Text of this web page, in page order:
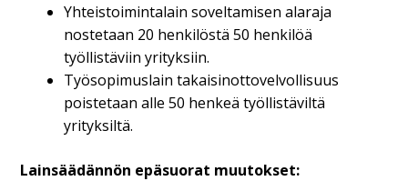
Yhteistoimintalain soveltamisen alaraja
nostetaan 20 henkilöstä 50 henkilöä
työllistäviin yrityksiin.
Työsopimuslain takaisinottovelvollisuus
poistetaan alle 50 henkeä työllistäviltä
yrityksiltä.
Lainsäädännön epäsuorat muutokset: